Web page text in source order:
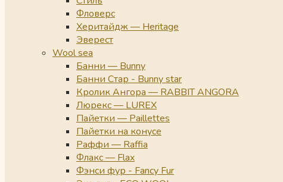
Фловерс
Херитайдж — Heritage
Эверест
Wool sea
Банни — Bunny
Банни Стар - Bunny star
Кролик Ангора — RABBIT ANGORA
Люрекс — LUREX
Пайетки — Paillettes
Пайетки на конусе
Раффи — Raffia
Флакс — Flax
Фэнси фур - Fancy Fur